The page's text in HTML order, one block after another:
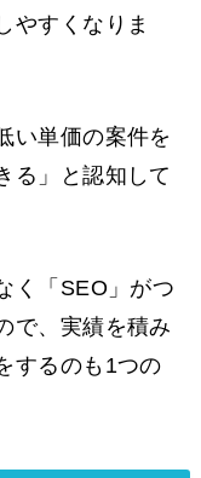
やすくなりま
い単価の案件を
る」と認知して
く「SEO」がつ
で、実績を積み
するのも1つの